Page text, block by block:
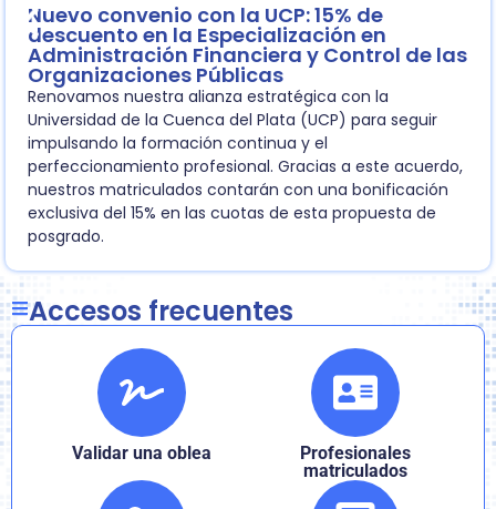
Nuevo convenio con la UCP: 15% de
descuento en la Especialización en
Administración Financiera y Control de las
Organizaciones Públicas
Renovamos nuestra alianza estratégica con la
Universidad de la Cuenca del Plata (UCP) para seguir
impulsando la formación continua y el
perfeccionamiento profesional. Gracias a este acuerdo,
nuestros matriculados contarán con una bonificación
exclusiva del 15% en las cuotas de esta propuesta de
posgrado.
Accesos frecuentes
Validar una oblea
Profesionales
matriculados